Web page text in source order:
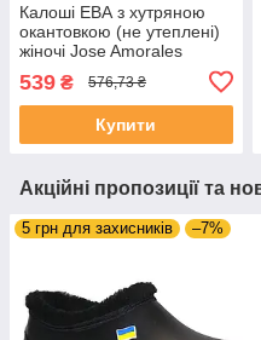
Калоші ЕВА з хутряною
окантовкою (не утеплені)
жіночі Jose Amorales
539 ₴ 576,73 ₴
Купити
Акційні пропозиції та
5 грн для захисників –7%